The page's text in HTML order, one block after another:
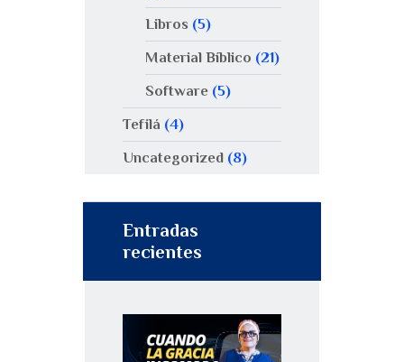
Libros (5)
Material Bíblico (21)
Software(5)
Tefilá (4)
Uncategorized (8)
Entradas
recientes